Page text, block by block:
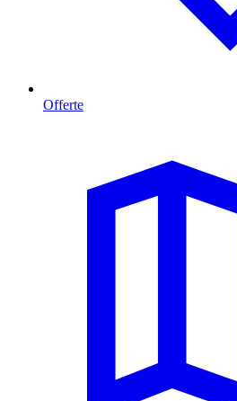
Offerte